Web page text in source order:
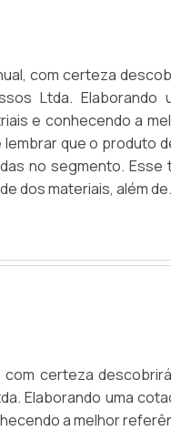
com certeza
Ltda. Elaborando
e conhecendo a
que o produto
no segmento. Esse
dos materiais, além
certeza
Elaborando uma
a melhor